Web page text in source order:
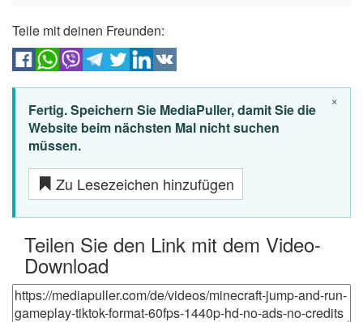
Teile mit deinen Freunden:
×
Fertig. Speichern Sie MediaPuller, damit Sie die
Website beim nächsten Mal nicht suchen
müssen.
Zu Lesezeichen hinzufügen
Teilen Sie den Link mit dem Video-
Download